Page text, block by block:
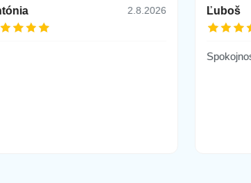
2.8.2026 Ľuboš